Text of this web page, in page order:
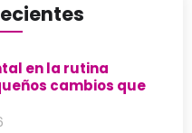
en la rutina
cambios que